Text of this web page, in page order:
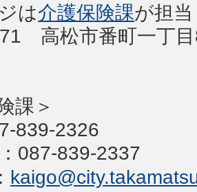
は介護保険課が担
高松市番町一丁
課＞
839-2326
087-839-2337